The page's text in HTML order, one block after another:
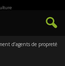
d’agents de propreté